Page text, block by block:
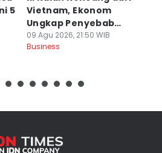
5
Vietnam, Ekonom
Ungkap Penyebab
Utama
09 Agu 2026, 21:50 WIB
Business